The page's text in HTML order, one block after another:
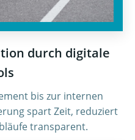
durch digitale
bis zur internen
spart Zeit, reduziert
transparent.